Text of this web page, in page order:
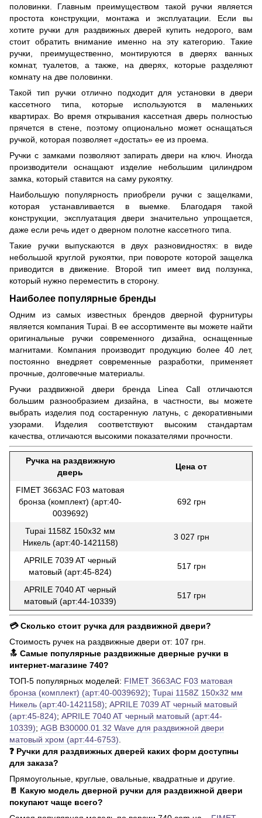
половинки. Главным преимуществом такой ручки является
простота конструкции, монтажа и эксплуатации. Если вы
хотите ручки для раздвижных дверей купить недорого, вам
стоит обратить внимание именно на эту категорию. Такие
ручки, преимущественно, монтируются в дверях ванных
комнат, туалетов, а также, на дверях, которые разделяют
комнату на две половинки.
Такой тип ручки отлично подходит для установки в двери
кассетного типа, которые используются в маленьких
квартирах. Во время открывания кассетная дверь полностью
прячется в стене, поэтому опционально может оснащаться
ручкой, которая позволяет «достать» ее из проема.
Ручки с замками позволяют запирать двери на ключ. Иногда
производители оснащают изделие небольшим цилиндром
замка, который ставится на саму рукоятку.
Наибольшую популярность приобрели ручки с защелками,
которая устанавливается в выемке. Благодаря такой
конструкции, эксплуатация двери значительно упрощается,
даже если речь идет о дверном полотне кассетного типа.
Такие ручки выпускаются в двух разновидностях: в виде
небольшой круглой рукоятки, при повороте которой защелка
приводится в движение. Второй тип имеет вид ползунка,
который нужно переместить в сторону.
Наиболее популярные бренды
Одним из самых известных брендов дверной фурнитуры
является компания Tupai. В ее ассортименте вы можете найти
оригинальные ручки современного дизайна, оснащенные
магнитами. Компания производит продукцию более 40 лет,
постоянно внедряет современные разработки, применяет
прочные, долговечные материалы.
Ручки раздвижной двери бренда Linea Call отличаются
большим разнообразием дизайна, в частности, вы можете
выбрать изделия под состаренную латунь, с декоративными
узорами. Изделия соответствуют высоким стандартам
качества, отличаются высокими показателями прочности.
Ручка на раздвижную
дверь
Цена от
FIMET 3663AC F03 матовая
бронза (комплект) (арт:40-
0039692)
692 грн
Tupai 1158Z 150x32 мм
Никель (арт:40-1421158)
3 027 грн
APRILE 7039 AT черный
матовый (арт:45-824)
517 грн
APRILE 7040 AT черный
матовый (арт:44-10339)
517 грн
💳 Сколько стоит ручка для раздвижной двери?
Стоимость ручек на раздвижные двери от: 107 грн.
🔝 Самые популярные раздвижные дверные ручки в
интернет-магазине 740?
ТОП-5 популярных моделей: FIMET 3663AC F03 матовая
бронза (комплект) (арт:40-0039692); Tupai 1158Z 150x32 мм
Никель (арт:40-1421158); APRILE 7039 AT черный матовый
(арт:45-824); APRILE 7040 AT черный матовый (арт:44-
10339); AGB B30000.01.32 Wave для раздвижной двери
матовый хром (арт:44-6753).
❓ Ручки для раздвижных дверей каких форм доступны
для заказа?
Прямоугольные, круглые, овальные, квадратные и другие.
🚪 Какую модель дверной ручки для раздвижной двери
покупают чаще всего?